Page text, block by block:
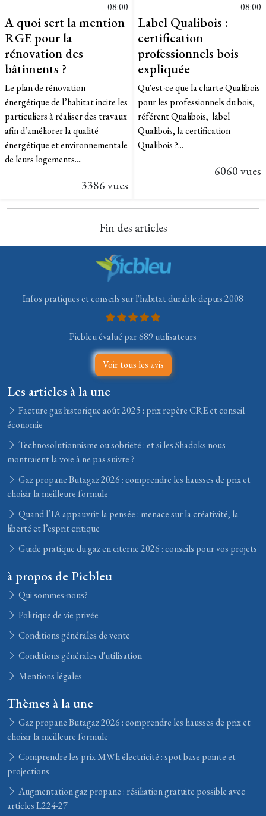
08:00
A quoi sert la mention
RGE pour la
rénovation des
bâtiments ?
Le plan de rénovation
énergétique de l’habitat incite les
particuliers à réaliser des travaux
afin d’améliorer la qualité
énergétique et environnementale
de leurs logements....
3386 vues
08:00
Label Qualibois :
certification
professionnels bois
expliquée
Qu'est-ce que la charte Qualibois
pour les professionnels du bois,
référent Qualibois, label
Qualibois, la certification
Qualibois ?...
6060 vues
Fin des articles
Infos pratiques et conseils sur l'habitat durable depuis 2008
Picbleu évalué par 689 utilisateurs
Voir tous les avis
Les articles à la une
Facture gaz historique août 2025 : prix repère CRE et conseil
économie
Technosolutionnisme ou sobriété : et si les Shadoks nous
montraient la voie à ne pas suivre ?
Gaz propane Butagaz 2026 : comprendre les hausses de prix et
choisir la meilleure formule
Quand l’IA appauvrit la pensée : menace sur la créativité, la
liberté et l’esprit critique
Guide pratique du gaz en citerne 2026 : conseils pour vos projets
à propos de Picbleu
Qui sommes-nous?
Politique de vie privée
Conditions générales de vente
Conditions générales d'utilisation
Mentions légales
Thèmes à la une
Gaz propane Butagaz 2026 : comprendre les hausses de prix et
choisir la meilleure formule
Comprendre les prix MWh électricité : spot base pointe et
projections
Augmentation gaz propane : résiliation gratuite possible avec
articles L224-27